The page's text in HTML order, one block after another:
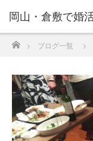
岡山・倉敷で婚
の豊富なNPO法
ブログ一覧